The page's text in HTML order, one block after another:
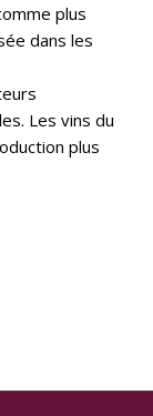
plus
dans les
Les vins du
plus